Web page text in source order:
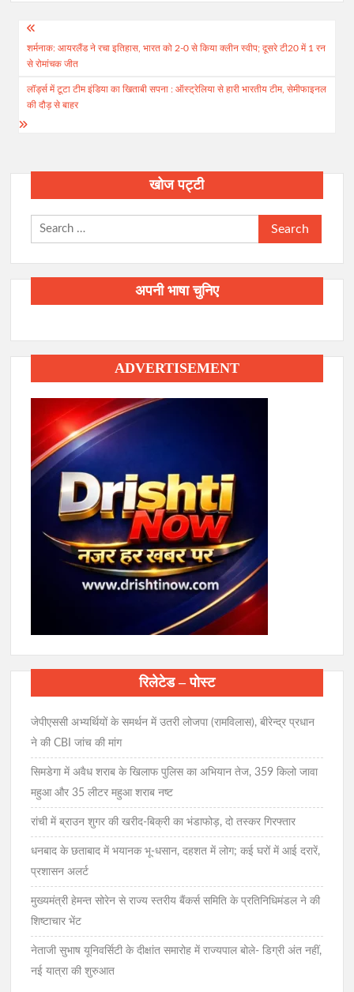
Post
navigation
शर्मनाक: आयरलैंड ने रचा इतिहास, भारत को 2-0 से किया क्लीन स्वीप; दूसरे टी20 में 1 रन
से रोमांचक जीत
लॉर्ड्स में टूटा टीम इंडिया का खिताबी सपना : ऑस्ट्रेलिया से हारी भारतीय टीम, सेमीफाइनल
की दौड़ से बाहर
खोज पट्टी
Search
for:
अपनी भाषा चुनिए
ADVERTISEMENT
रिलेटेड – पोस्ट
जेपीएससी अभ्यर्थियों के समर्थन में उतरी लोजपा (रामविलास), बीरेन्द्र प्रधान
ने की CBI जांच की मांग
सिमडेगा में अवैध शराब के खिलाफ पुलिस का अभियान तेज, 359 किलो जावा
महुआ और 35 लीटर महुआ शराब नष्ट
रांची में ब्राउन शुगर की खरीद-बिक्री का भंडाफोड़, दो तस्कर गिरफ्तार
धनबाद के छताबाद में भयानक भू-धसान, दहशत में लोग; कई घरों में आई दरारें,
प्रशासन अलर्ट
मुख्यमंत्री हेमन्त सोरेन से राज्य स्तरीय बैंकर्स समिति के प्रतिनिधिमंडल ने की
शिष्टाचार भेंट
नेताजी सुभाष यूनिवर्सिटी के दीक्षांत समारोह में राज्यपाल बोले- डिग्री अंत नहीं,
नई यात्रा की शुरुआत